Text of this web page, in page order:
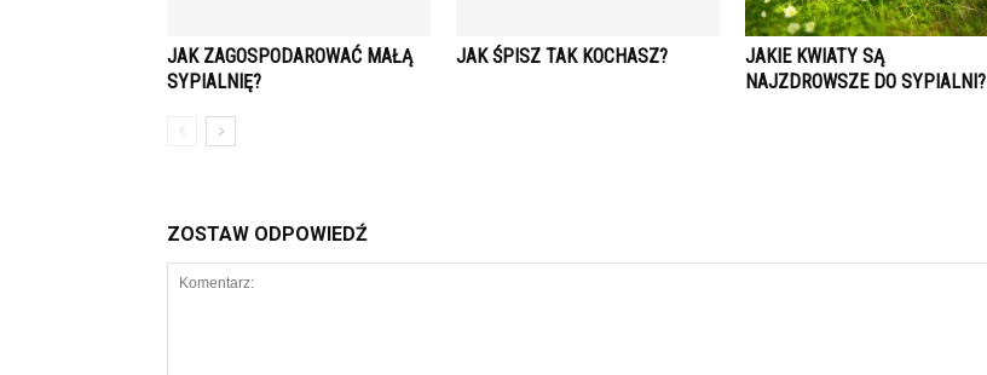
JAK ZAGOSPODAROWAĆ MAŁĄ
SYPIALNIĘ?
JAK ŚPISZ TAK KOCHASZ?
JAKIE KWIATY SĄ
NAJZDROWSZE DO SYPIALNI?
ZOSTAW ODPOWIEDŹ